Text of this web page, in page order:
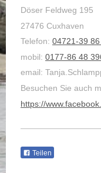
Döser Feldweg 195
27476 Cuxhaven
Telefon: 04721-39 86
mobil: 0177-86 48
email:
Besuchen Sie auch
https://
Teilen